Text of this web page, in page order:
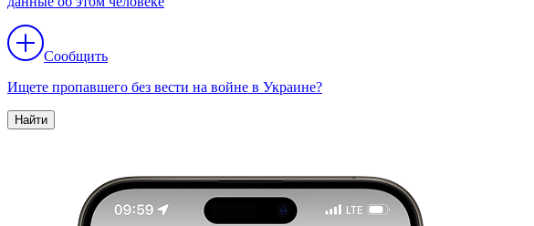
Сообщить
Ищете пропавшего без вести на войне в Украине?
Найти